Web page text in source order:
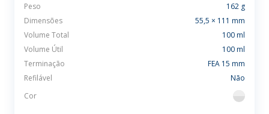
Peso
162 g
Dimensões
55,5 × 111 mm
Volume Total
100 ml
Volume Útil
100 ml
Terminação
FEA 15 mm
Refilável
Não
Cor
flint